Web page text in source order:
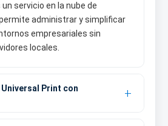
servicio en la nube de
permite administrar y simplificar
empresariales sin
locales.
Print con